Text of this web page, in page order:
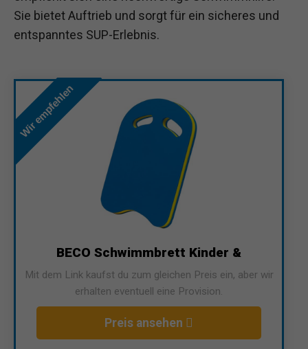
Sie bietet Auftrieb und sorgt für ein sicheres und
entspanntes SUP-Erlebnis.
Wir empfehlen
BECO Schwimmbrett Kinder &
Mit dem Link kaufst du zum gleichen Preis ein, aber wir
erhalten eventuell eine Provision.
Preis ansehen